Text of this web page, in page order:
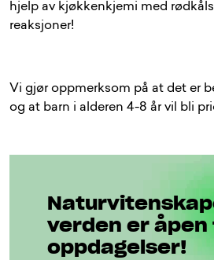
hjelp av kjøkkenkjemi med
reaksjoner!
Vi gjør oppmerksom på at det er
og at barn i alderen 4-8 år vil bli
verden er åpen
oppdagelser!